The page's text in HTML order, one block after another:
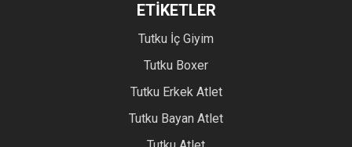
ETİKETLER
Tutku İç Giyim
Tutku Boxer
Tutku Erkek Atlet
Tutku Bayan Atlet